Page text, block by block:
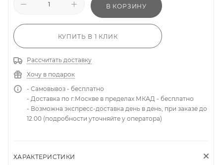
В КОРЗИНУ
КУПИТЬ В 1 КЛИК
Рассчитать доставку
Хочу в подарок
- Самовывоз - бесплатно
- Доставка по г.Москве в пределах МКАД - бесплатно
- Возможна экспресс-доставка день в день, при заказе до
12.00 (подробности уточняйте у оператора)
ХАРАКТЕРИСТИКИ